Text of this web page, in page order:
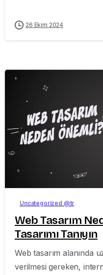
26 Ekim 2024
Uncategorized @tr
Web Tasarım
Tasarımı Tanıyın
Web tasarım alanında
verilmesi gereken,